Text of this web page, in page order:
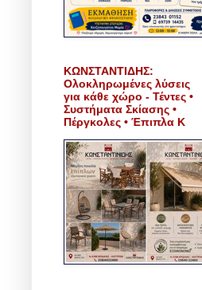
ΚΩΝΣΤΑΝΤΙΔΗΣ:
Ολοκληρωμένες λύσεις
για κάθε χώρο - Τέντες •
Συστήματα Σκίασης •
Πέργκολες • Έπιπλα Κ